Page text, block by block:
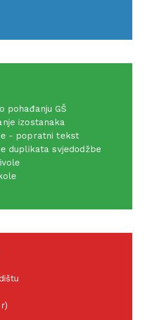
pohađanju GŠ
izostanaka
- popratni tekst
duplikata svjedodžbe